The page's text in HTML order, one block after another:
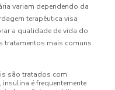
variam dependendo da
terapêutica visa
a qualidade de vida do
tratamentos mais comuns
são tratados com
é frequentemente